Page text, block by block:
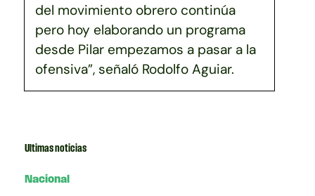
del movimiento obrero continúa
pero hoy elaborando un programa
desde Pilar empezamos a pasar a la
ofensiva”, señaló Rodolfo Aguiar.
Ultimas noticias
Nacional